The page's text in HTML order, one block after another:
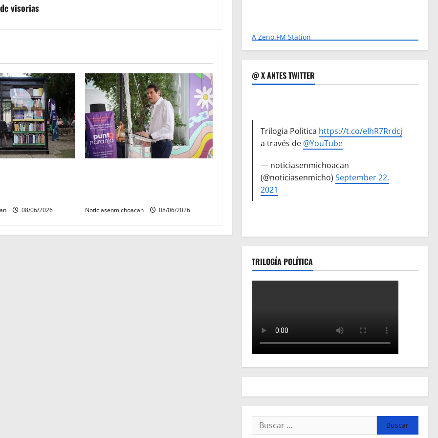
visorias
08/06/2026 Noticiasenmichoacan 08/06/2026
A Zeno.FM Station
@ X ANTES TWITTER
Trilogia Politica https://t.co/eIhR7Rrdcj
a través de @YouTube
— noticiasenmichoacan
(@noticiasenmicho)September 22,
2021
TRILOGÍA POLÍTICA
Buscar: